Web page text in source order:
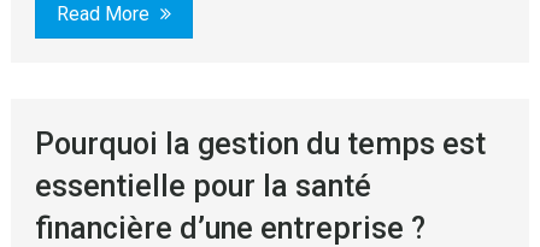
Read More
Pourquoi la gestion du temps est
essentielle pour la santé
financière d’une entreprise ?